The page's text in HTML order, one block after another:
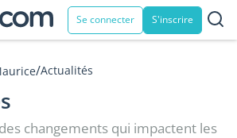
Se connecter S'inscrire
/Actualités
changements qui impactent les